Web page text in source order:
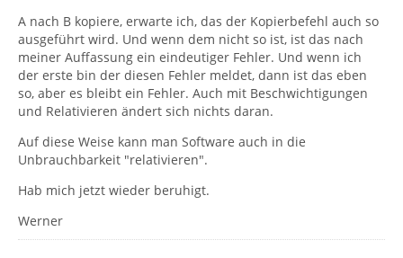
A nach B kopiere, erwarte ich, das der Kopierbefehl auch so
ausgeführt wird. Und wenn dem nicht so ist, ist das nach
meiner Auffassung ein eindeutiger Fehler. Und wenn ich
der erste bin der diesen Fehler meldet, dann ist das eben
so, aber es bleibt ein Fehler. Auch mit Beschwichtigungen
und Relativieren ändert sich nichts daran.
Auf diese Weise kann man Software auch in die
Unbrauchbarkeit "relativieren".
Hab mich jetzt wieder beruhigt.
Werner